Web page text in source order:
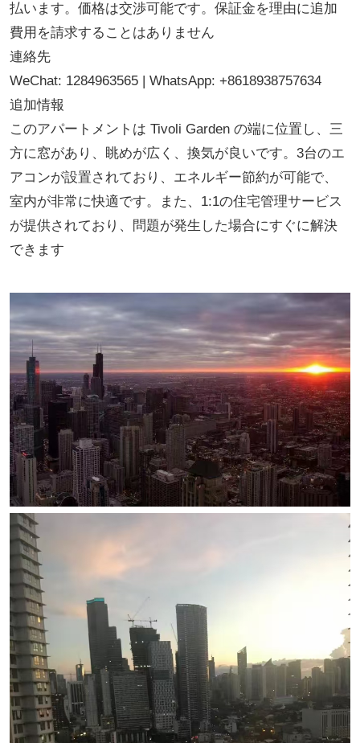
払います。価格は交渉可能です。保証金を理由に追加
費用を請求することはありません
連絡先
WeChat: 1284963565 | WhatsApp: +8618938757634
追加情報
このアパートメントは Tivoli Garden の端に位置し、三
方に窓があり、眺めが広く、換気が良いです。3台のエ
アコンが設置されており、エネルギー節約が可能で、
室内が非常に快適です。また、1:1の住宅管理サービス
が提供されており、問題が発生した場合にすぐに解決
できます